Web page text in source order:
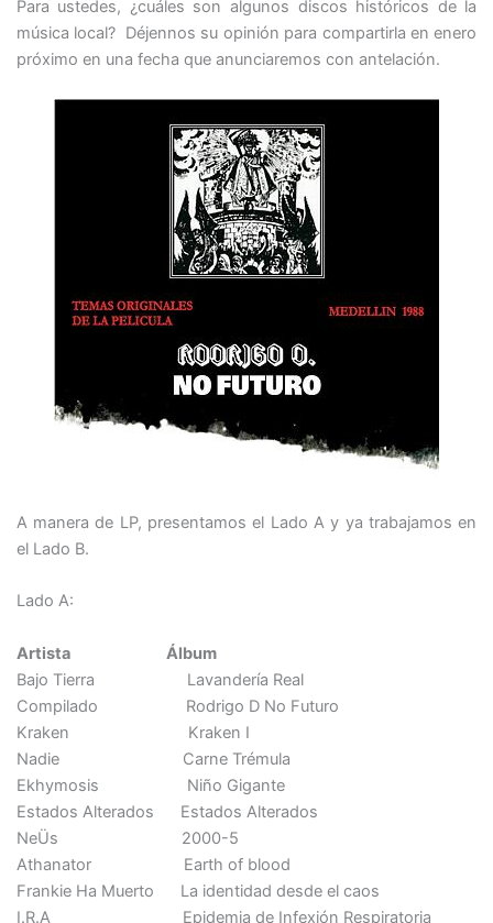
Para ustedes, ¿cuáles son algunos discos históricos de la
música local? Déjennos su opinión para compartirla en enero
próximo en una fecha que anunciaremos con antelación.
A manera de LP, presentamos el Lado A y ya trabajamos en
el Lado B.
Lado A:
Artista Álbum
Bajo Tierra Lavandería Real
Compilado Rodrigo D No Futuro
Kraken Kraken I
Nadie Carne Trémula
Ekhymosis Niño Gigante
Estados Alterados Estados Alterados
NeÜs 2000-5
Athanator Earth of blood
Frankie Ha Muerto La identidad desde el caos
I.R.A Epidemia de Infexión Respiratoria